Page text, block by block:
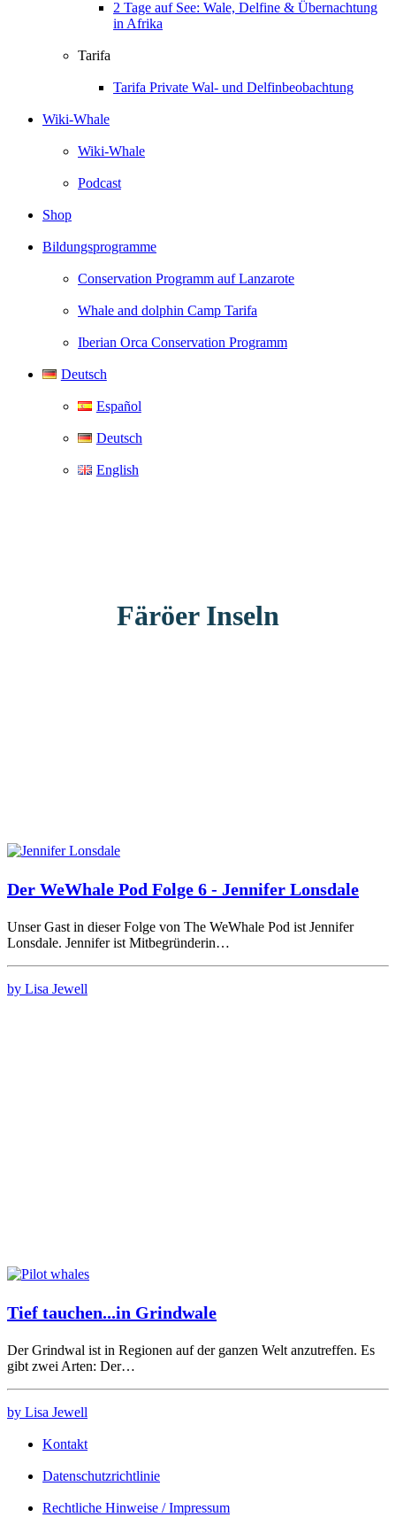
2 Tage auf See: Wale, Delfine & Übernachtung
in Afrika
Tarifa
Tarifa Private Wal- und Delfinbeobachtung
Wiki-Whale
Wiki-Whale
Podcast
Shop
Bildungsprogramme
Conservation Programm auf Lanzarote
Whale and dolphin Camp Tarifa
Iberian Orca Conservation Programm
Deutsch
Español
Deutsch
English
Färöer Inseln
Der WeWhale Pod Folge 6 - Jennifer Lonsdale
Unser Gast in dieser Folge von The WeWhale Pod ist Jennifer
Lonsdale. Jennifer ist Mitbegründerin…
by Lisa Jewell
Tief tauchen...in Grindwale
Der Grindwal ist in Regionen auf der ganzen Welt anzutreffen. Es
gibt zwei Arten: Der…
by Lisa Jewell
Kontakt
Datenschutzrichtlinie
Rechtliche Hinweise / Impressum